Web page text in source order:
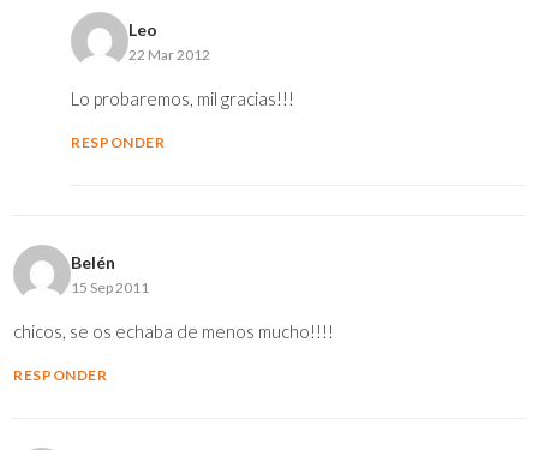
Leo
22 Mar 2012
Lo probaremos, mil gracias!!!
RESPONDER
Belén
15 Sep 2011
chicos, se os echaba de menos mucho!!!!
RESPONDER